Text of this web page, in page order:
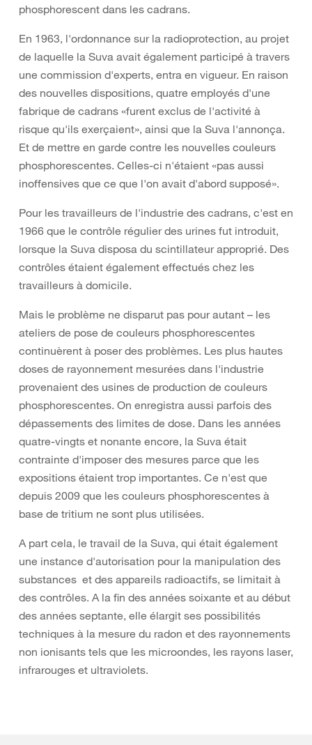
phosphorescent dans les cadrans.
En 1963, l'ordonnance sur la radioprotection, au projet
de laquelle la Suva avait également participé à travers
une commission d'experts, entra en vigueur. En raison
des nouvelles dispositions, quatre employés d'une
fabrique de cadrans «furent exclus de l'activité à
risque qu'ils exerçaient», ainsi que la Suva l'annonça.
Et de mettre en garde contre les nouvelles couleurs
phosphorescentes. Celles-ci n'étaient «pas aussi
inoffensives que ce que l'on avait d'abord supposé».
Pour les travailleurs de l'industrie des cadrans, c'est en
1966 que le contrôle régulier des urines fut introduit,
lorsque la Suva disposa du scintillateur approprié. Des
contrôles étaient également effectués chez les
travailleurs à domicile.
Mais le problème ne disparut pas pour autant – les
ateliers de pose de couleurs phosphorescentes
continuèrent à poser des problèmes. Les plus hautes
doses de rayonnement mesurées dans l'industrie
provenaient des usines de production de couleurs
phosphorescentes. On enregistra aussi parfois des
dépassements des limites de dose. Dans les années
quatre-vingts et nonante encore, la Suva était
contrainte d'imposer des mesures parce que les
expositions étaient trop importantes. Ce n'est que
depuis 2009 que les couleurs phosphorescentes à
base de tritium ne sont plus utilisées.
A part cela, le travail de la Suva, qui était également
une instance d'autorisation pour la manipulation des
substances et des appareils radioactifs, se limitait à
des contrôles. A la fin des années soixante et au début
des années septante, elle élargit ses possibilités
techniques à la mesure du radon et des rayonnements
non ionisants tels que les microondes, les rayons laser,
infrarouges et ultraviolets.